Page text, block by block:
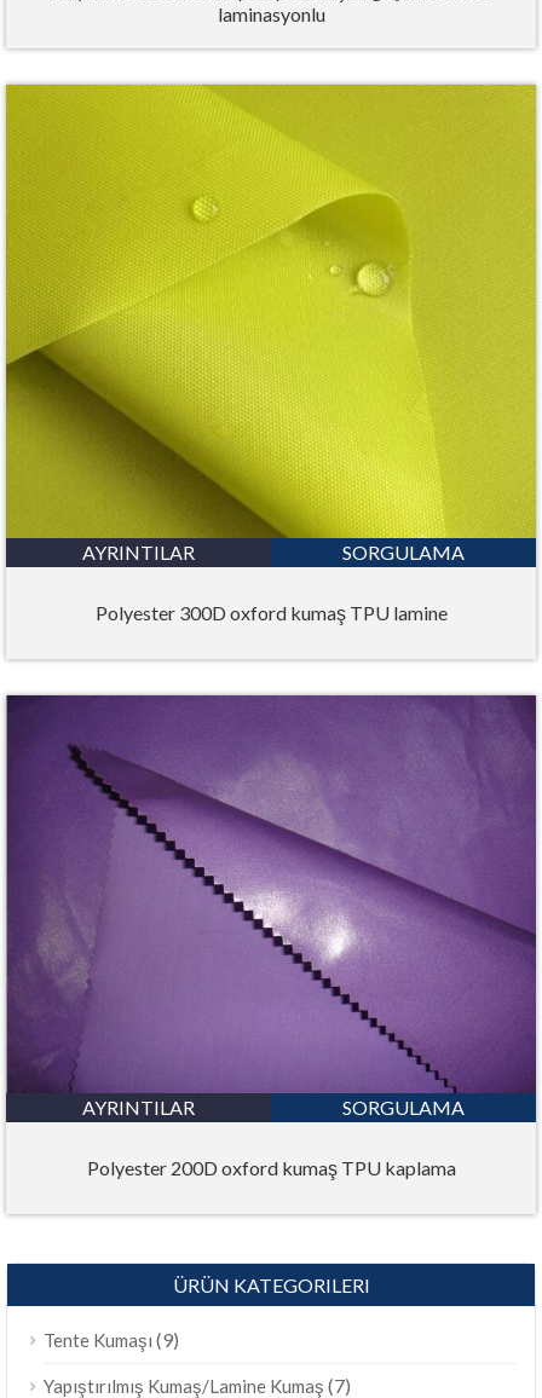
laminasyonlu
AYRINTILAR SORGULAMA
Polyester 300D oxford kumaş TPU lamine
AYRINTILAR SORGULAMA
Polyester 200D oxford kumaş TPU kaplama
ÜRÜN KATEGORILERI
Tente Kumaşı (9)
Yapıştırılmış Kumaş/Lamine Kumaş (7)